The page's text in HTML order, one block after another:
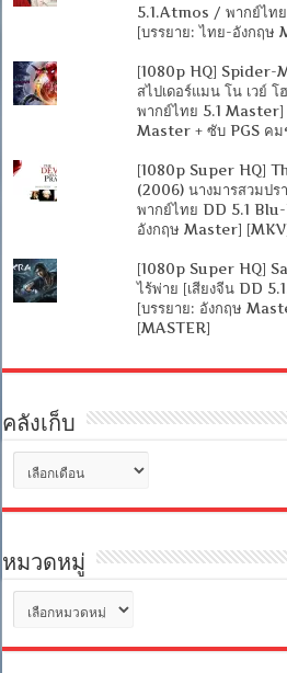
5.1.Atmos / พากย์ไท
[บรรยาย: ไทย-อังกฤษ
[1080p HQ] Spider-
สไปเดอร์แมน โน เวย์ โ
พากย์ไทย 5.1 Master]
Master + ซับ PGS คม
[1080p Super HQ]
(2006) นางมารสวมปร
พากย์ไทย DD 5.1
อังกฤษ Master]
[1080p Super HQ]
ไร้พ่าย [เสียงจีน DD
[บรรยาย: อังกฤษ
[MASTER]
คลังเก็บ
เก็บ
หมวดหมู่
หมู่